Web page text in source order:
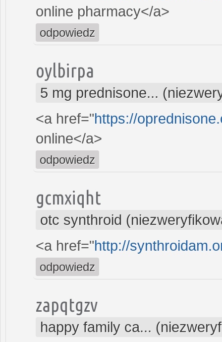
online pharmacy</a>
odpowiedz
oylbirpa
5 mg prednisone...
<a href="https://
online</a>
odpowiedz
gcmxiqht
otc synthroid
<a href="http://
odpowiedz
zapqtgzv
happy family ca...